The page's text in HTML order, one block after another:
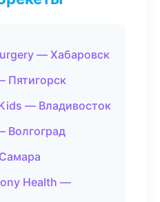
— Хабаровск
Пятигорск
— Владивосток
Волгоград
Health —